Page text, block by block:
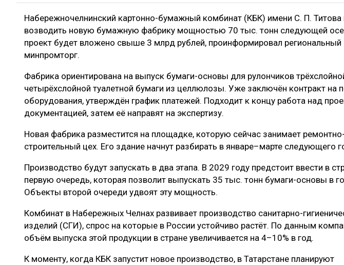
Набережночелнинский картонно-бумажный комбинат (КБК) имени С. П. Титова
возводить новую бумажную фабрику мощностью 70 тыс. тонн следующей
проект будет вложено свыше 3 млрд рублей, проинформировал региональный
минпромторг.
Фабрика ориентирована на выпуск бумаги-основы для рулончиков
четырёхслойной туалетной бумаги из целлюлозы. Уже заключён контракт на
оборудования, утверждён график платежей. Подходит к концу работа над
документацией, затем её направят на экспертизу.
Новая фабрика разместится на площадке, которую сейчас занимает ремонтно-
строительный цех. Его здание начнут разбирать в январе–марте следующего
Производство будут запускать в два этапа. В 2029 году предстоит ввести в
первую очередь, которая позволит выпускать 35 тыс. тонн бумаги-основы в
Объекты второй очереди удвоят эту мощность.
Комбинат в Набережных Челнах развивает производство санитарно-
изделий (СГИ), спрос на которые в России устойчиво растёт. По данным
объём выпуска этой продукции в стране увеличивается на 4–10% в год.
К моменту, когда КБК запустит новое производство, в Татарстане планируют